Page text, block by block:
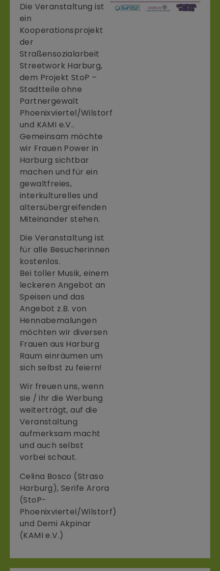
Die Veranstaltung ist
ein
Kooperationsprojekt
der
Straßensozialarbeit
Streetwork Harburg,
dem Projekt StoP –
Stadtteile ohne
Partnergewalt
Phoenixviertel/Wilstorf
und KAMI e.V..
Gemeinsam möchte
wir Frauen Power in
Harburg sichtbar
machen und für ein
gewaltfreies,
interkulturelles und
altersübergreifenden
Miteinander stehen.
Die Veranstaltung ist
für alle Besucherinnen
kostenlos.
Bei toller Musik, einem
leckeren Angebot an
Speisen und das
Angebot z.B. von
Hennabemalungen
möchten wir diversen
Frauen aus Harburg
Raum einräumen um
sich selbst zu feiern!
Wir freuen uns, wenn
sie / ihr die Werbung
weiterträgt, auf die
Veranstaltung
aufmerksam macht
und auch selbst
vorbei schaut.
Celina Bosco (Straso
Harburg), Serife Arora
(StoP-
Phoenixviertel/Wilstorf)
und Demi Akpinar
(KAMI e.V.)